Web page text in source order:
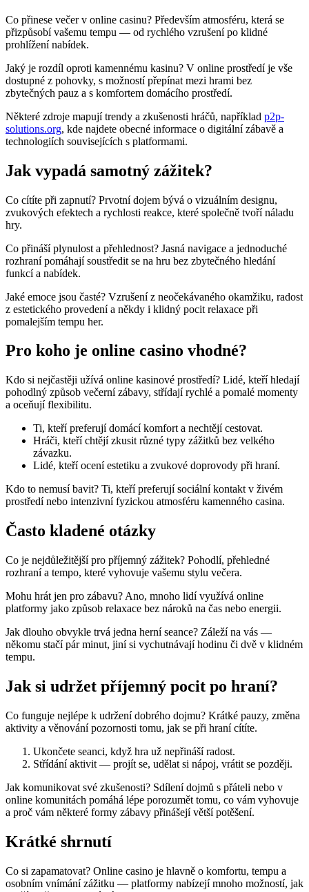
Co přinese večer v online casinu? Především atmosféru, která se
přizpůsobí vašemu tempu — od rychlého vzrušení po klidné
prohlížení nabídek.
Jaký je rozdíl oproti kamennému kasinu? V online prostředí je vše
dostupné z pohovky, s možností přepínat mezi hrami bez
zbytečných pauz a s komfortem domácího prostředí.
Některé zdroje mapují trendy a zkušenosti hráčů, například p2p-
solutions.org, kde najdete obecné informace o digitální zábavě a
technologiích souvisejících s platformami.
Jak vypadá samotný zážitek?
Co cítíte při zapnutí? Prvotní dojem bývá o vizuálním designu,
zvukových efektech a rychlosti reakce, které společně tvoří náladu
hry.
Co přináší plynulost a přehlednost? Jasná navigace a jednoduché
rozhraní pomáhají soustředit se na hru bez zbytečného hledání
funkcí a nabídek.
Jaké emoce jsou časté? Vzrušení z neočekávaného okamžiku, radost
z estetického provedení a někdy i klidný pocit relaxace při
pomalejším tempu her.
Pro koho je online casino vhodné?
Kdo si nejčastěji užívá online kasinové prostředí? Lidé, kteří hledají
pohodlný způsob večerní zábavy, střídají rychlé a pomalé momenty
a oceňují flexibilitu.
Ti, kteří preferují domácí komfort a nechtějí cestovat.
Hráči, kteří chtějí zkusit různé typy zážitků bez velkého
závazku.
Lidé, kteří ocení estetiku a zvukové doprovody při hraní.
Kdo to nemusí bavit? Ti, kteří preferují sociální kontakt v živém
prostředí nebo intenzivní fyzickou atmosféru kamenného casina.
Často kladené otázky
Co je nejdůležitější pro příjemný zážitek? Pohodlí, přehledné
rozhraní a tempo, které vyhovuje vašemu stylu večera.
Mohu hrát jen pro zábavu? Ano, mnoho lidí využívá online
platformy jako způsob relaxace bez nároků na čas nebo energii.
Jak dlouho obvykle trvá jedna herní seance? Záleží na vás —
někomu stačí pár minut, jiní si vychutnávají hodinu či dvě v klidném
tempu.
Jak si udržet příjemný pocit po hraní?
Co funguje nejlépe k udržení dobrého dojmu? Krátké pauzy, změna
aktivity a věnování pozornosti tomu, jak se při hraní cítíte.
Ukončete seanci, když hra už nepřináší radost.
Střídání aktivit — projít se, udělat si nápoj, vrátit se později.
Jak komunikovat své zkušenosti? Sdílení dojmů s přáteli nebo v
online komunitách pomáhá lépe porozumět tomu, co vám vyhovuje
a proč vám některé formy zábavy přinášejí větší potěšení.
Krátké shrnutí
Co si zapamatovat? Online casino je hlavně o komfortu, tempu a
osobním vnímání zážitku — platformy nabízejí mnoho možností, jak